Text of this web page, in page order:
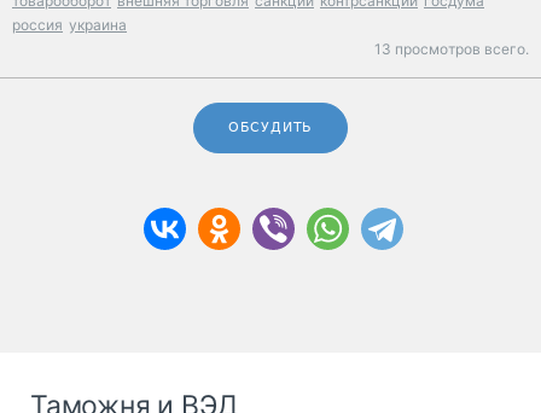
россия украина
13 просмотров всего.
ОБСУДИТЬ
Таможня и ВЭД